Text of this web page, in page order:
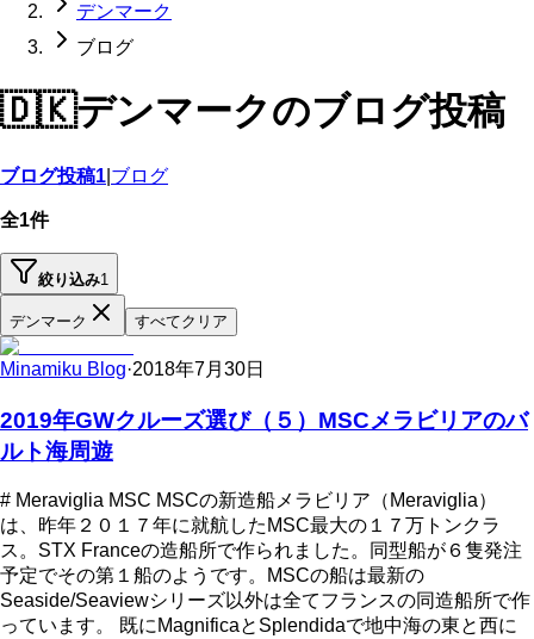
デンマーク
ブログ
🇩🇰デンマークのブログ投稿
ブログ投稿1 ブログ
全1件
絞り込み1
デンマーク すべてクリア
Minamiku Blog·2018年7月30日
2019年GWクルーズ選び（５）MSCメラビリアのバ
ルト海周遊
# Meraviglia MSC MSCの新造船メラビリア（Meraviglia）
は、昨年２０１７年に就航したMSC最大の１７万トンクラ
ス。STX Franceの造船所で作られました。同型船が６隻発注
予定でその第１船のようです。MSCの船は最新の
Seaside/Seaviewシリーズ以外は全てフランスの同造船所で作
っています。 既にMagnificaとSplendidaで地中海の東と西に